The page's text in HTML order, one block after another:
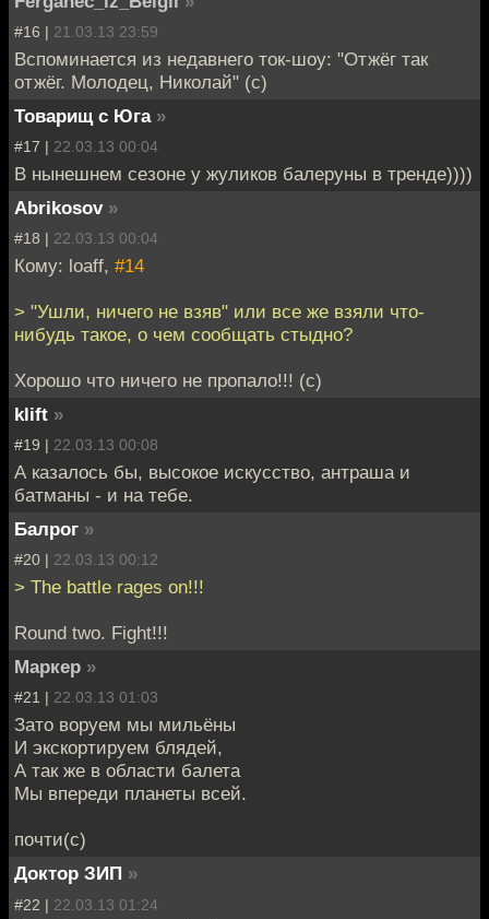
#16 | 21.03.13 23:59
Вспоминается из недавнего ток-шоу: "Отжёг так
отжёг. Молодец, Николай" (с)
Товарищ с Юга »
#17 | 22.03.13 00:04
В нынешнем сезоне у жуликов балеруны в тренде))))
Abrikosov »
#18 | 22.03.13 00:04
Кому: loaff, #14
> "Ушли, ничего не взяв" или все же взяли что-
нибудь такое, о чем сообщать стыдно?
Хорошо что ничего не пропало!!! (c)
klift »
#19 | 22.03.13 00:08
А казалось бы, высокое искусство, антраша и
батманы - и на тебе.
Балрог »
#20 | 22.03.13 00:12
> The battle rages on!!!
Round two. Fight!!!
Маркер »
#21 | 22.03.13 01:03
Зато воруем мы мильёны
И экскортируем блядей,
А так же в области балета
Мы впереди планеты всей.
почти(с)
Доктор ЗИП »
#22 | 22.03.13 01:24